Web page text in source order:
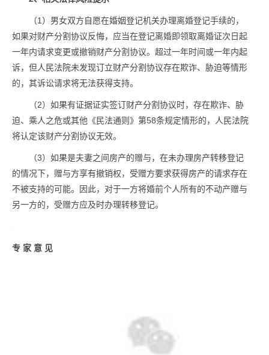
（1）男女双方自愿在婚姻登记机关办理离婚登记手续的，
如果对财产分割协议反悔，应当在登记离婚即领取离婚证次日起
一年内请求变更或撤销财产分割协议。超过一年时间或一年内起
诉，但人民法院未发现订立财产分割协议存在欺诈、胁迫等情形
的，其诉讼请求将无法获得支持。
（2）如果有证据证实签订财产分割协议时，存在欺诈、胁
迫、乘人之危或其他《民法通则》第58条规定情形的，人民法院
将认定该财产分割协议无效。
（3）如果是夫妻之间房产的赠与，在未办理房产转移登记
的情况下，赠与方享有撤销权，受赠方要求获得房产的请求存在
不被支持的可能。因此，对于一方将婚前个人所有的不动产赠与
另一方的，受赠方应及时办理转移登记。
专 家 意 见